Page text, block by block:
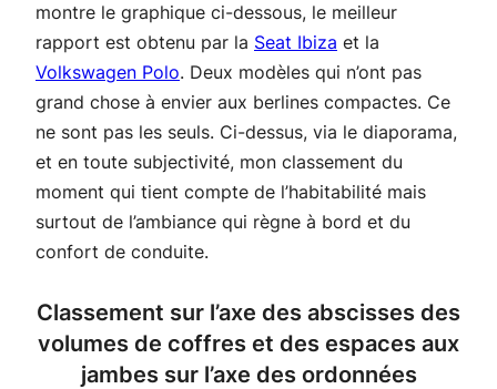
montre le graphique ci-dessous, le meilleur
rapport est obtenu par la Seat Ibiza et la
Volkswagen Polo. Deux modèles qui n’ont pas
grand chose à envier aux berlines compactes. Ce
ne sont pas les seuls. Ci-dessus, via le diaporama,
et en toute subjectivité, mon classement du
moment qui tient compte de l’habitabilité mais
surtout de l’ambiance qui règne à bord et du
confort de conduite.
Classement sur l’axe des abscisses des
volumes de coffres et des espaces aux
jambes sur l’axe des ordonnées